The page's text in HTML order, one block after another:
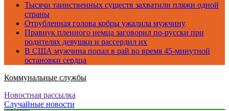
Тысячи таинственных существ захватили пляжи одной
страны
Отрубленная голова кобры ужалила мужчину
Правнук пленного немца заговорил по-русски при
родителях девушки и рассердил их
В США мужчина попал в рай во время 45-минутной
остановки сердца
Коммунальные службы
Новостная рассылка
Случайные новости